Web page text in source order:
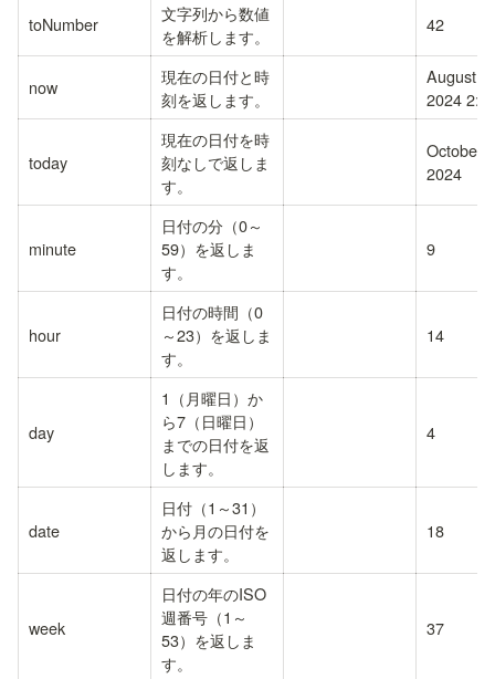
toNumber
文字列から数値
を解析します。
42
now
現在の日付と時
刻を返します。
August
2024
today
現在の日付を時
刻なしで返しま
す。
October
2024
minute
日付の分（0～
59）を返しま
す。
9
hour
日付の時間（0
～23）を返しま
す。
14
day
1（月曜日）か
ら7（日曜日）
までの日付を返
します。
4
date
日付（1～31）
から月の日付を
返します。
18
week
日付の年のISO
週番号（1～
53）を返しま
す。
37